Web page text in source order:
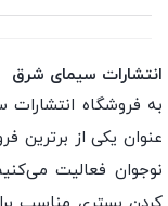
انتشارات سیمای شرق
به فروشگاه
عنوان یکی از برترین
نوجوان فعالیت